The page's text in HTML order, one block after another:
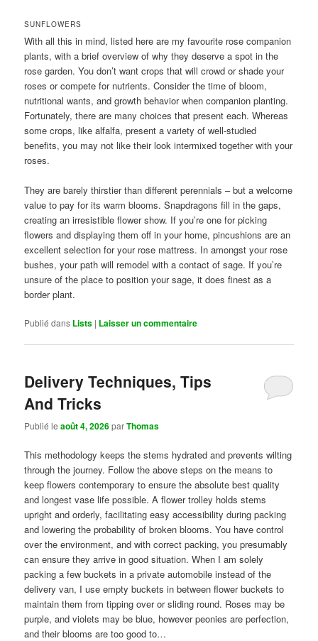
SUNFLOWERS
With all this in mind, listed here are my favourite rose companion
plants, with a brief overview of why they deserve a spot in the
rose garden. You don’t want crops that will crowd or shade your
roses or compete for nutrients. Consider the time of bloom,
nutritional wants, and growth behavior when companion planting.
Fortunately, there are many choices that present each. Whereas
some crops, like alfalfa, present a variety of well-studied
benefits, you may not like their look intermixed together with your
roses.
They are barely thirstier than different perennials – but a welcome
value to pay for its warm blooms. Snapdragons fill in the gaps,
creating an irresistible flower show. If you’re one for picking
flowers and displaying them off in your home, pincushions are an
excellent selection for your rose mattress. In amongst your rose
bushes, your path will remodel with a contact of sage. If you’re
unsure of the place to position your sage, it does finest as a
border plant.
Publié dans Lists | Laisser un commentaire
Delivery Techniques, Tips
And Tricks
Publié leaoût 4, 2026parThomas
This methodology keeps the stems hydrated and prevents wilting
through the journey. Follow the above steps on the means to
keep flowers contemporary to ensure the absolute best quality
and longest vase life possible. A flower trolley holds stems
upright and orderly, facilitating easy accessibility during packing
and lowering the probability of broken blooms. You have control
over the environment, and with correct packing, you presumably
can ensure they arrive in good situation. When I am solely
packing a few buckets in a private automobile instead of the
delivery van, I use empty buckets in between flower buckets to
maintain them from tipping over or sliding round. Roses may be
purple, and violets may be blue, however peonies are perfection,
and their blooms are too good to…